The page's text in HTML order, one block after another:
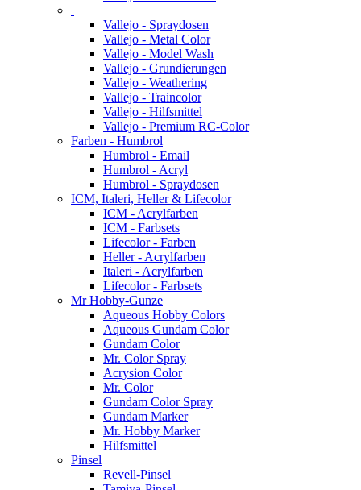
Vallejo - Spraydosen
Vallejo - Metal Color
Vallejo - Model Wash
Vallejo - Grundierungen
Vallejo - Weathering
Vallejo - Traincolor
Vallejo - Hilfsmittel
Vallejo - Premium RC-Color
Farben - Humbrol
Humbrol - Email
Humbrol - Acryl
Humbrol - Spraydosen
ICM, Italeri, Heller & Lifecolor
ICM - Acrylfarben
ICM - Farbsets
Lifecolor - Farben
Heller - Acrylfarben
Italeri - Acrylfarben
Lifecolor - Farbsets
Mr Hobby-Gunze
Aqueous Hobby Colors
Aqueous Gundam Color
Gundam Color
Mr. Color Spray
Acrysion Color
Mr. Color
Gundam Color Spray
Gundam Marker
Mr. Hobby Marker
Hilfsmittel
Pinsel
Revell-Pinsel